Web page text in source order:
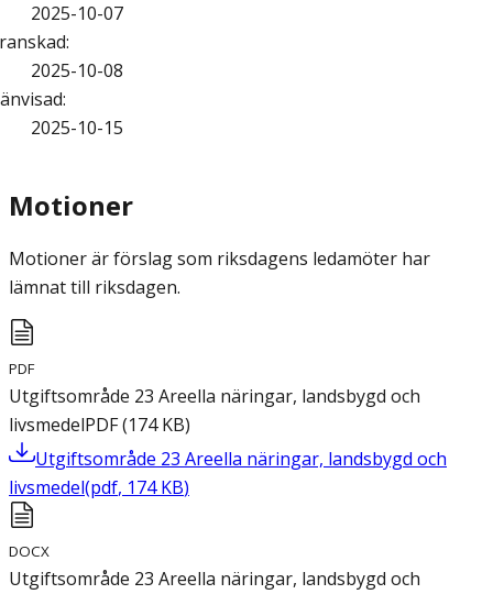
2025-10-07
:
2025-10-08
:
2025-10-15
Motioner
Motioner är förslag som riksdagens ledamöter har
lämnat till riksdagen.
PDF
Utgiftsområde 23 Areella näringar, landsbygd och
livsmedelPDF(174 KB)
Utgiftsområde 23 Areella näringar, landsbygd och
livsmedel(pdf, 174 KB)
DOCX
Utgiftsområde 23 Areella näringar, landsbygd och